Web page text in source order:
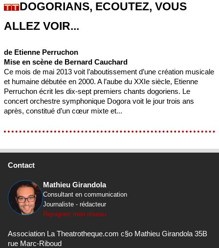
DOGORIANS, ECOUTEZ, VOUS
ALLEZ VOIR...
de Etienne Perruchon
Mise en scène de Bernard Cauchard
Ce mois de mai 2013 voit l’aboutissement d’une création musicale
et humaine débutée en 2000. A l’aube du XXIe siècle, Etienne
Perruchon écrit les dix-sept premiers chants dogoriens. Le
concert orchestre symphonique Dogora voit le jour trois ans
après, constitué d’un cœur mixte et...
Contact
Mathieu Girandola
Consultant en communication
Journaliste - rédacteur
Rejoignez mon réseau
Association La Theatrotheque.com c§o Mathieu Girandola 35B
rue Marc-Riboud